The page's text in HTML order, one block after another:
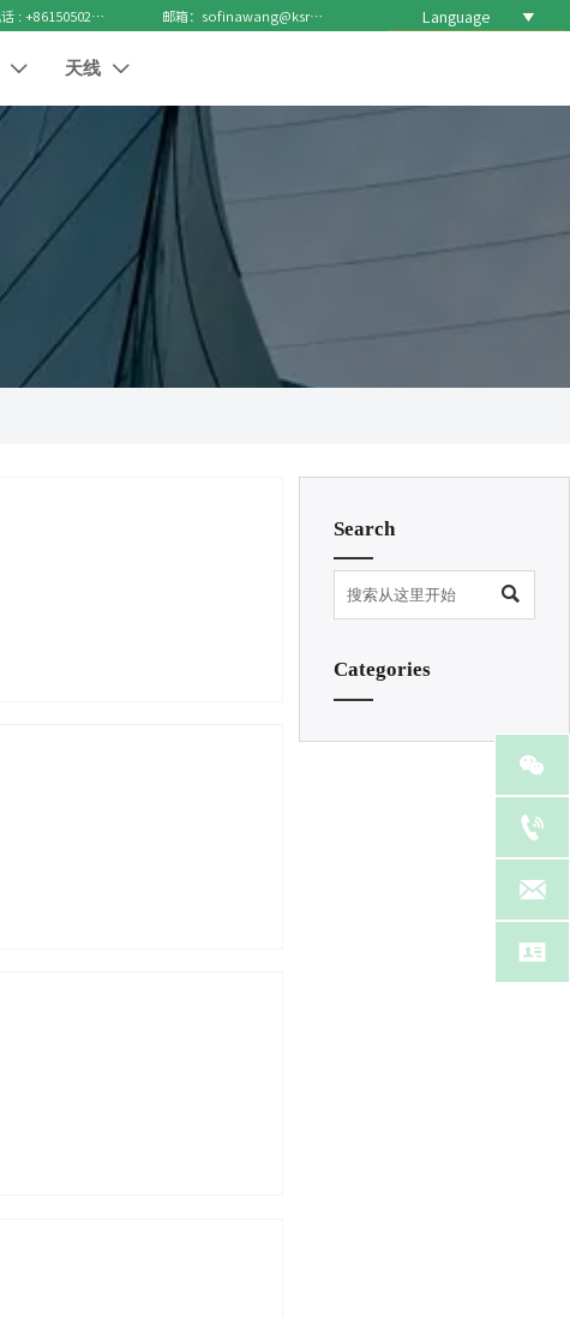
电话 : +8615050271688 邮箱：sofinawang@ksrcd.com Language 
 天线 
Search

Categories



